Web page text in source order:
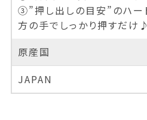
③”押し出しの目安”のハー
方の手でしっかり押すだけ♪
原産国
JAPAN